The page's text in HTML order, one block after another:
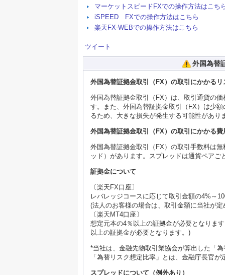
マーケットスピードFXでの操作方法はこち
iSPEED FXでの操作方法はこちら
楽天FX-WEBでの操作方法はこちら
ツイート
外国為替
外国為替証拠金取引（FX）の取引にかかるリ
外国為替証拠金取引（FX）は、取引通貨の
す。また、外国為替証拠金取引（FX）は少
るため、大きな損失が発生する可能性があ
外国為替証拠金取引（FX）の取引にかかる費
外国為替証拠金取引（FX）の取引手数料は
ッド）があります。スプレッドは通貨ペア
証拠金について
〔楽天FX口座〕
レバレッジコースに応じて取引金額の4%～
(法人のお客様の場合は、取引金額に当社が
〔楽天MT4口座〕
想定元本の4％以上の証拠金が必要となりま
以上の証拠金が必要となります。)
*当社は、金融先物取引業協会が算出した「
「為替リスク想定比率」とは、金融庁長官
スプレッドについて（例外あり）